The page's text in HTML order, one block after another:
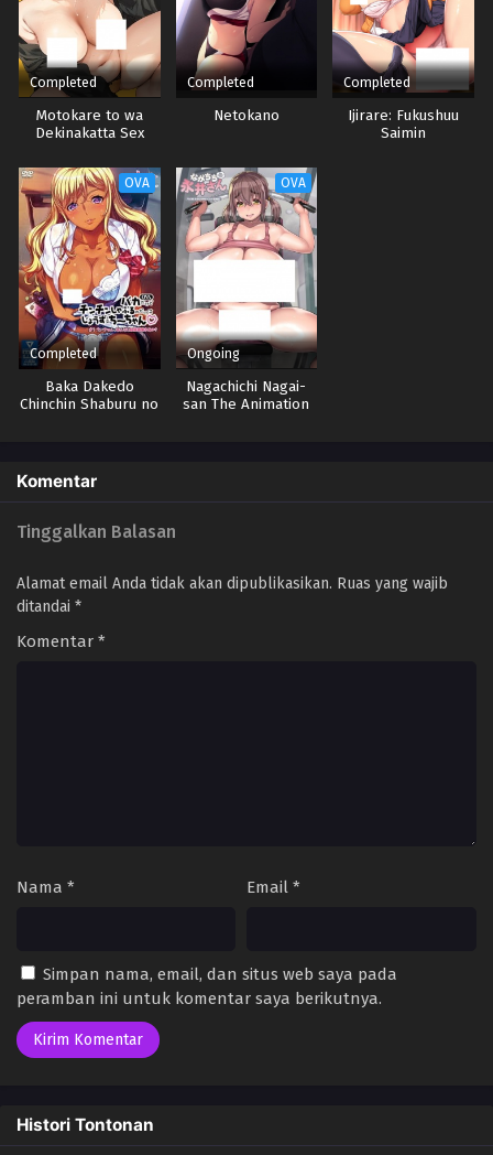
Completed
Motokare to wa
Dekinakatta Sex
Completed
Netokano
Completed
Ijirare: Fukushuu
Saimin
OVA
Completed
Baka Dakedo
Chinchin Shaburu no
OVA
Ongoing
Nagachichi Nagai-
san The Animation
Komentar
Tinggalkan Balasan
Alamat email Anda tidak akan dipublikasikan. Ruas yang wajib
ditandai *
Komentar *
Nama * Email *
Simpan nama, email, dan situs web saya pada
peramban ini untuk komentar saya berikutnya.
Histori Tontonan